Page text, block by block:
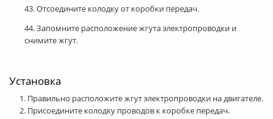
43. Отсоедините колодку от коробки передач.
44. Запомните расположение жгута электропроводки и
снимите жгут.
Установка
Правильно расположите жгут электропроводки на двигателе.
Присоедините колодку проводов к коробке передач.